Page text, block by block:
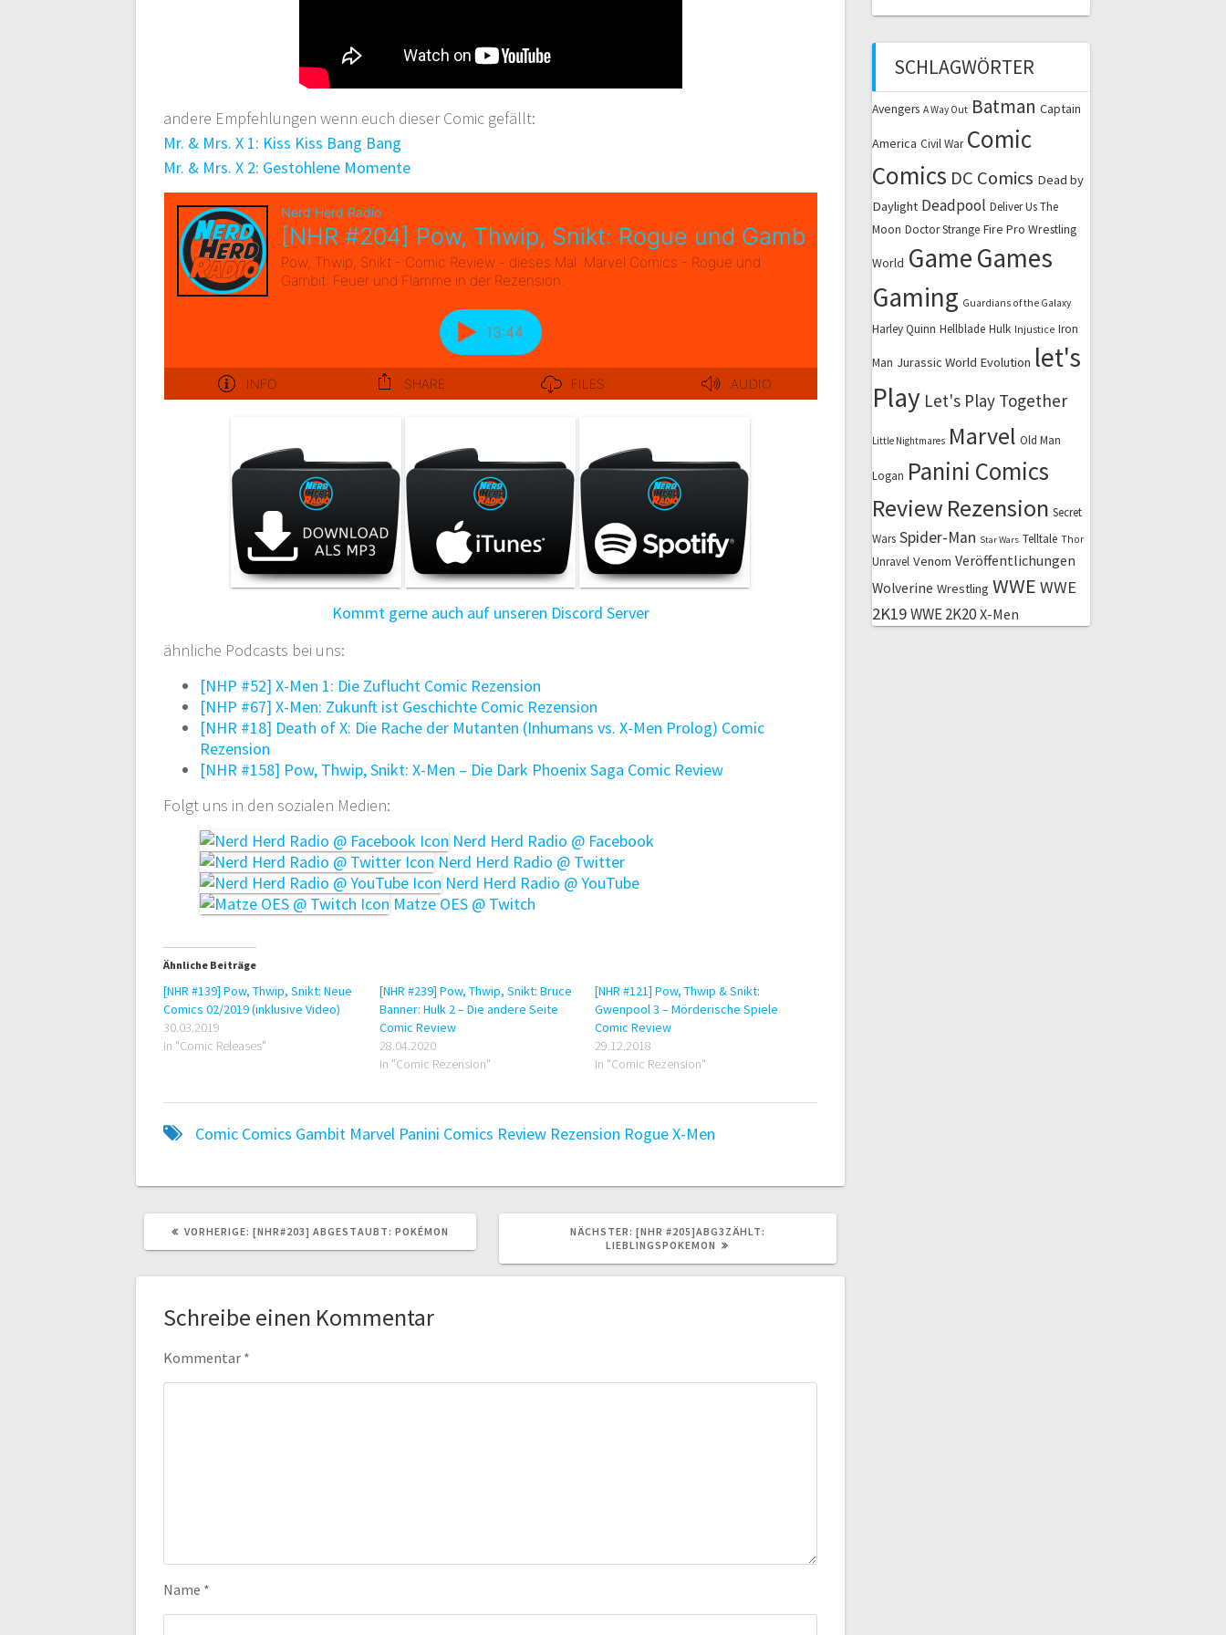
andere Empfehlungen wenn euch dieser Comic gefällt:
Mr. & Mrs. X 1: Kiss Kiss Bang Bang
Mr. & Mrs. X 2: Gestohlene Momente
Kommt gerne auch auf unseren Discord Server
ähnliche Podcasts bei uns:
[NHP #52] X-Men 1: Die Zuflucht Comic Rezension
[NHP #67] X-Men: Zukunft ist Geschichte Comic Rezension
[NHR #18] Death of X: Die Rache der Mutanten (Inhumans vs. X-Men Prolog) Comic
Rezension
[NHR #158] Pow, Thwip, Snikt: X-Men – Die Dark Phoenix Saga Comic Review
Folgt uns in den sozialen Medien:
Nerd Herd Radio @ Facebook
Nerd Herd Radio @ Twitter
Nerd Herd Radio @ YouTube
Matze OES @ Twitch
Ähnliche Beiträge
[NHR #139] Pow, Thwip, Snikt: Neue
Comics 02/2019 (inklusive Video)
30.03.2019
In "Comic Releases"
[NHR #239] Pow, Thwip, Snikt: Bruce
Banner: Hulk 2 – Die andere Seite
Comic Review
28.04.2020
In "Comic Rezension"
[NHR #121] Pow, Thwip & Snikt:
Gwenpool 3 – Mörderische Spiele
Comic Review
29.12.2018
In "Comic Rezension"
Comic Comics Gambit Marvel Panini Comics Review Rezension RogueX-Men
VORHERIGE: VORHERIGER
BEITRAG:
[NHR#203] ABGESTAUBT: POKÉMON NÄCHSTER: NÄCHSTER
BEITRAG:
[NHR #205]ABG3ZÄHLT:
LIEBLINGSPOKEMON
Schreibe einen Kommentar
Kommentar *
Name *
SCHLAGWÖRTER
Avengers A Way Out Batman Captain
America Civil War Comic
Comics DC Comics Dead by
Daylight Deadpool Deliver Us The
Moon Doctor Strange Fire Pro Wrestling
World GameGames
Gaming Guardians of the Galaxy
Harley Quinn Hellblade Hulk Injustice Iron
Man Jurassic World Evolution let's
Play Let's Play Together
Little Nightmares Marvel Old Man
Logan Panini Comics
Review Rezension Secret
Wars Spider-Man Star Wars Telltale Thor
Unravel Venom Veröffentlichungen
Wolverine Wrestling WWE WWE
2K19WWE 2K20 X-Men